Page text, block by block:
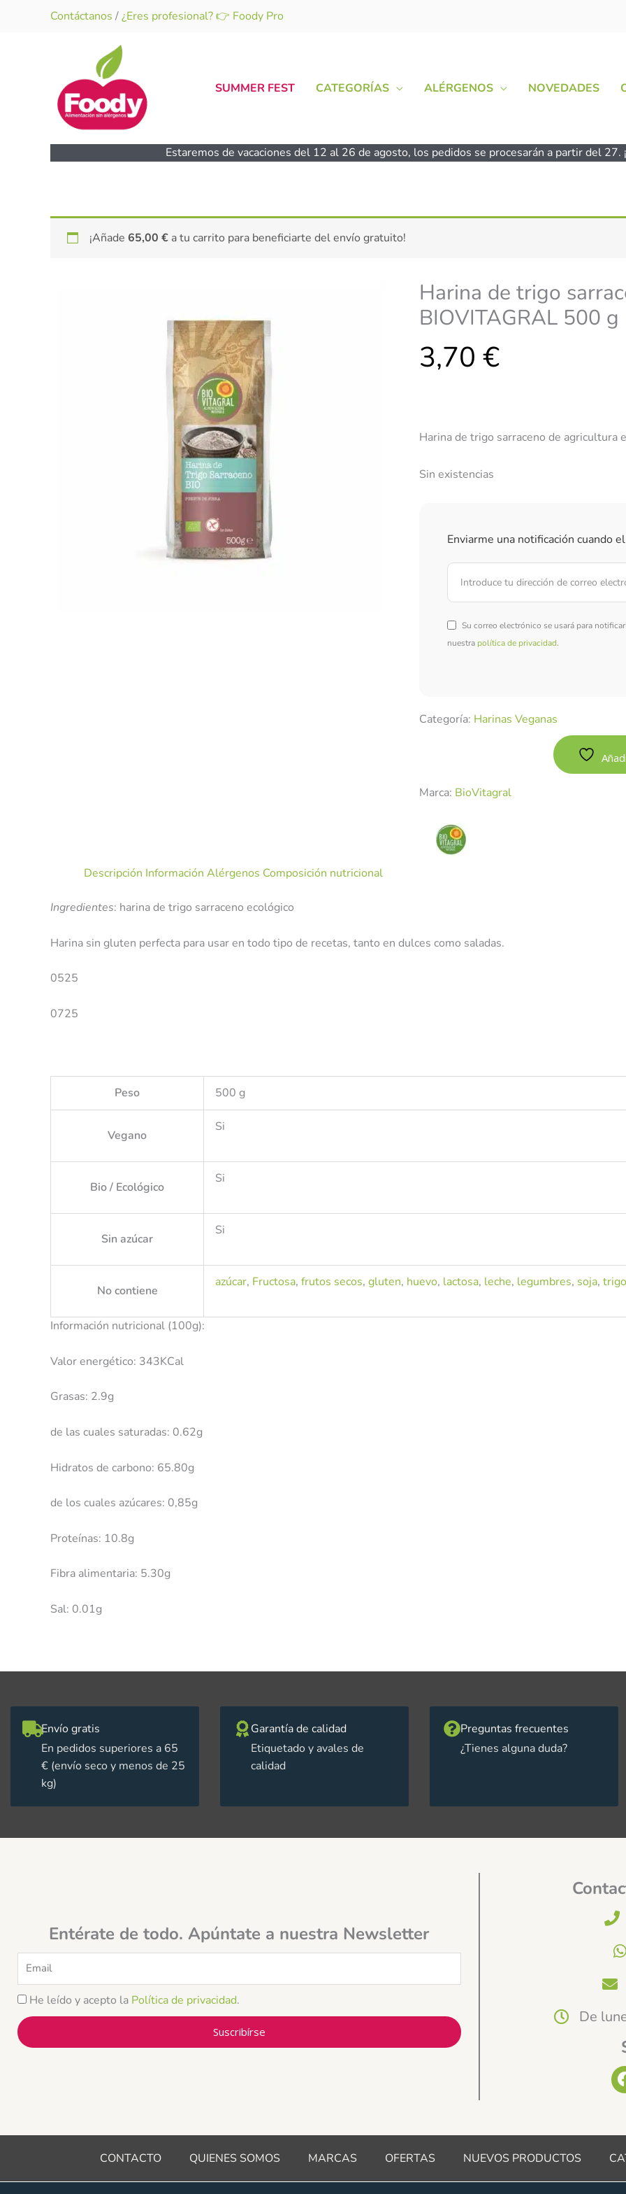
Contáctanos /¿Eres profesional? 👉 Foody Pro
SUMMER FEST CATEGORÍAS ALÉRGENOS NOVEDADES
Estaremos de vacaciones del 12 al 26 de agosto, los pedidos se procesarán a partir del 27.
¡Añade 65,00 € a tu carrito para beneficiarte del envío gratuito!
Harina de trigo
BIOVITAGRAL 500 g
3,70 €
Harina de trigo sarraceno de agricultura
Sin existencias
Enviarme una notificación cuando
Su correo electrónico se usará para
nuestra política de privacidad.
Categoría: Harinas Veganas
Marca: BioVitagral
Descripción Información Alérgenos Composición nutricional
Ingredientes: harina de trigo sarraceno ecológico
Harina sin gluten perfecta para usar en todo tipo de recetas, tanto en dulces como saladas.
0525
0725
Peso 500 g
Vegano
Si
Bio / Ecológico
Si
Sin azúcar
Si
No contiene
azúcar, Fructosa, frutos secos, gluten, huevo, lactosa, leche, legumbres, soja, trigo
Información nutricional (100g):
Valor energético: 343KCal
Grasas: 2.9g
de las cuales saturadas: 0.62g
Hidratos de carbono: 65.80g
de los cuales azúcares: 0,85g
Proteínas: 10.8g
Fibra alimentaria: 5.30g
Sal: 0.01g
Envío gratis
En pedidos superiores a 65
€ (envío seco y menos de 25
kg)
Garantía de calidad
Etiquetado y avales de
calidad
Preguntas frecuentes
¿Tienes alguna duda?
Entérate de todo. Apúntate a nuestra Newsletter
Email
He leído y acepto la Política de privacidad.
Suscribírse
De
CONTACTO QUIENES SOMOS MARCAS OFERTAS NUEVOS PRODUCTOS